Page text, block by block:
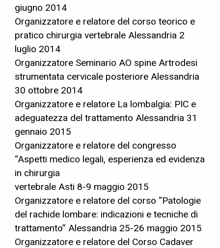
giugno 2014
Organizzatore e relatore del corso teorico e
pratico chirurgia vertebrale Alessandria 2
luglio 2014
Organizzatore Seminario AO spine Artrodesi
strumentata cervicale posteriore Alessandria
30 ottobre 2014
Organizzatore e relatore La lombalgia: PIC e
adeguatezza del trattamento Alessandria 31
gennaio 2015
Organizzatore e relatore del congresso
“Aspetti medico legali, esperienza ed evidenza
in chirurgia
vertebrale Asti 8-9 maggio 2015
Organizzatore e relatore del corso “Patologie
del rachide lombare: indicazioni e tecniche di
trattamento” Alessandria 25-26 maggio 2015
Organizzatore e relatore del Corso Cadaver